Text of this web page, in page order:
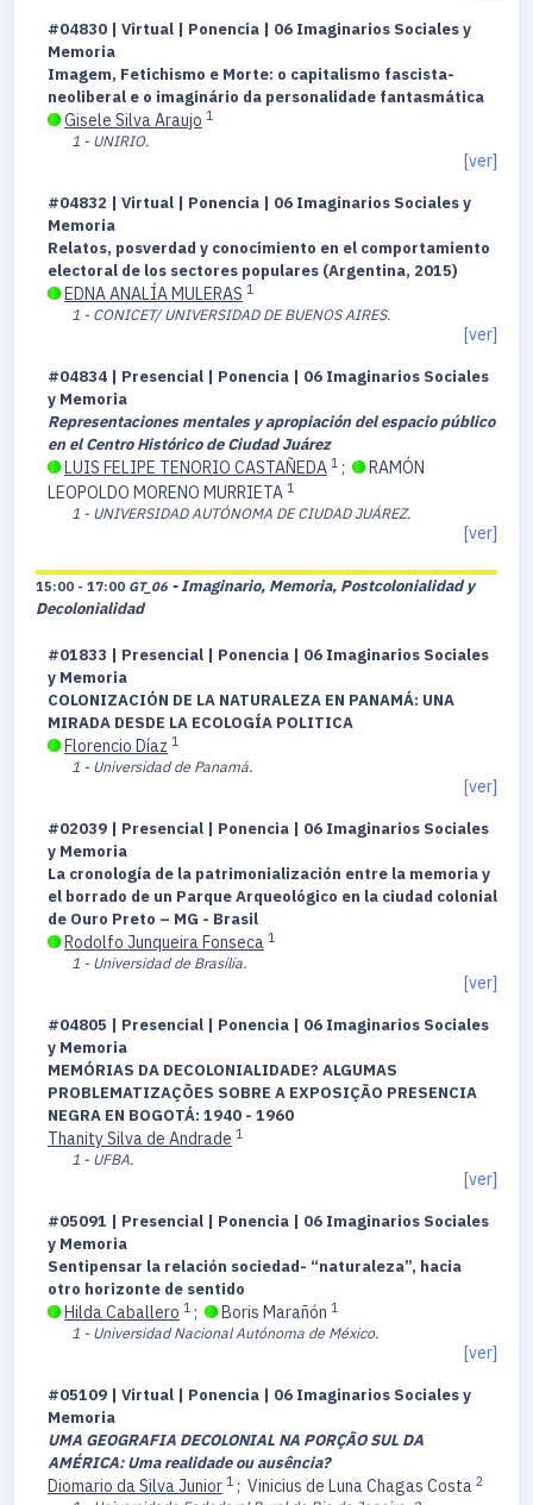
#04830 | Virtual | Ponencia | 06 Imaginarios Sociales y
Memoria
Imagem, Fetichismo e Morte: o capitalismo fascista-
neoliberal e o imaginário da personalidade fantasmática
Gisele Silva Araujo 1
1 - UNIRIO.
[ver]
#04832 | Virtual | Ponencia | 06 Imaginarios Sociales y
Memoria
Relatos, posverdad y conocimiento en el comportamiento
electoral de los sectores populares (Argentina, 2015)
EDNA ANALÍA MULERAS 1
1 - CONICET/ UNIVERSIDAD DE BUENOS AIRES.
[ver]
#04834 | Presencial | Ponencia | 06 Imaginarios Sociales
y Memoria
Representaciones mentales y apropiación del espacio público
en el Centro Histórico de Ciudad Juárez
LUIS FELIPE TENORIO CASTAÑEDA 1 ;
RAMÓN
LEOPOLDO MORENO MURRIETA 1
1 - UNIVERSIDAD AUTÓNOMA DE CIUDAD JUÁREZ.
[ver]
15:00 - 17:00 GT_06 - Imaginario, Memoria, Postcolonialidad y
Decolonialidad
#01833 | Presencial | Ponencia | 06 Imaginarios Sociales
y Memoria
COLONIZACIÓN DE LA NATURALEZA EN PANAMÁ: UNA
MIRADA DESDE LA ECOLOGÍA POLITICA
Florencio Díaz 1
1 - Universidad de Panamá.
[ver]
#02039 | Presencial | Ponencia | 06 Imaginarios Sociales
y Memoria
La cronología de la patrimonialización entre la memoria y
el borrado de un Parque Arqueológico en la ciudad colonial
de Ouro Preto – MG - Brasil
Rodolfo Junqueira Fonseca 1
1 - Universidad de Brasília.
[ver]
#04805 | Presencial | Ponencia | 06 Imaginarios Sociales
y Memoria
MEMÓRIAS DA DECOLONIALIDADE? ALGUMAS
PROBLEMATIZAÇÕES SOBRE A EXPOSIÇÃO PRESENCIA
NEGRA EN BOGOTÁ: 1940 - 1960
Thanity Silva de Andrade 1
1 - UFBA.
[ver]
#05091 | Presencial | Ponencia | 06 Imaginarios Sociales
y Memoria
Sentipensar la relación sociedad- “naturaleza”, hacia
otro horizonte de sentido
Hilda Caballero 1 ; Boris Marañón 1
1 - Universidad Nacional Autónoma de México.
[ver]
#05109 | Virtual | Ponencia | 06 Imaginarios Sociales y
Memoria
UMA GEOGRAFIA DECOLONIAL NA PORÇÃO SUL DA
AMÉRICA: Uma realidade ou ausência?
Diomario da Silva Junior 1 ; Vinicius de Luna Chagas Costa 2